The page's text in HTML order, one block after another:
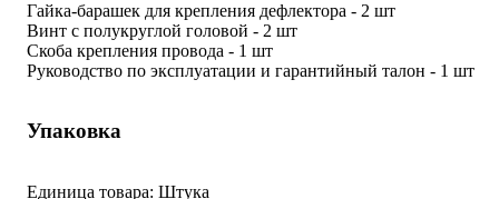
Гайка-барашек для крепления дефлектора - 2 шт
Винт с полукруглой головой - 2 шт
Скоба крепления провода - 1 шт
Руководство по эксплуатации и гарантийный талон - 1 шт
Упаковка
Единица товара: Штука